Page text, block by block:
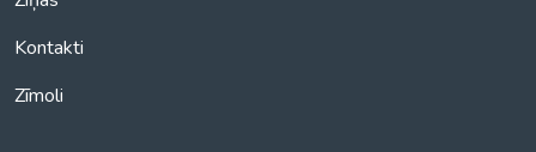
Kontakti
Zīmoli